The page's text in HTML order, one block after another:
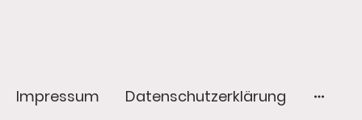
Impressum Datenschutzerklärung